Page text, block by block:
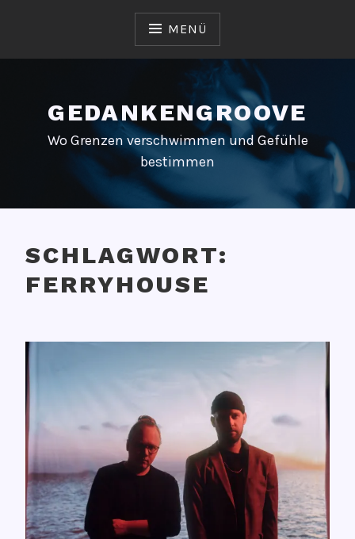
MENÜ
GEDANKENGROOVE
Wo Grenzen verschwimmen und Gefühle
bestimmen
SCHLAGWORT:
FERRYHOUSE